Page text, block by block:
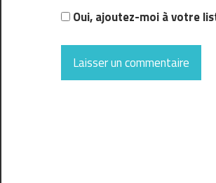
Oui, ajoutez-moi à votre